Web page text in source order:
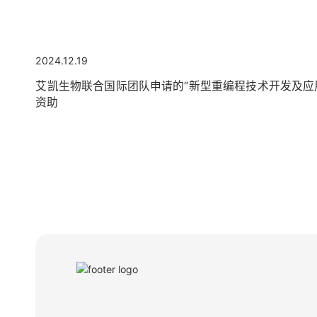
2024.12.19
艾凯生物联合国际团队申请的“新型重编程技术开发及
资助